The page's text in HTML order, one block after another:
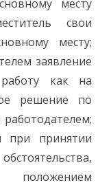
месту
свои
месту;
заявление
как на
решение по
при принятии